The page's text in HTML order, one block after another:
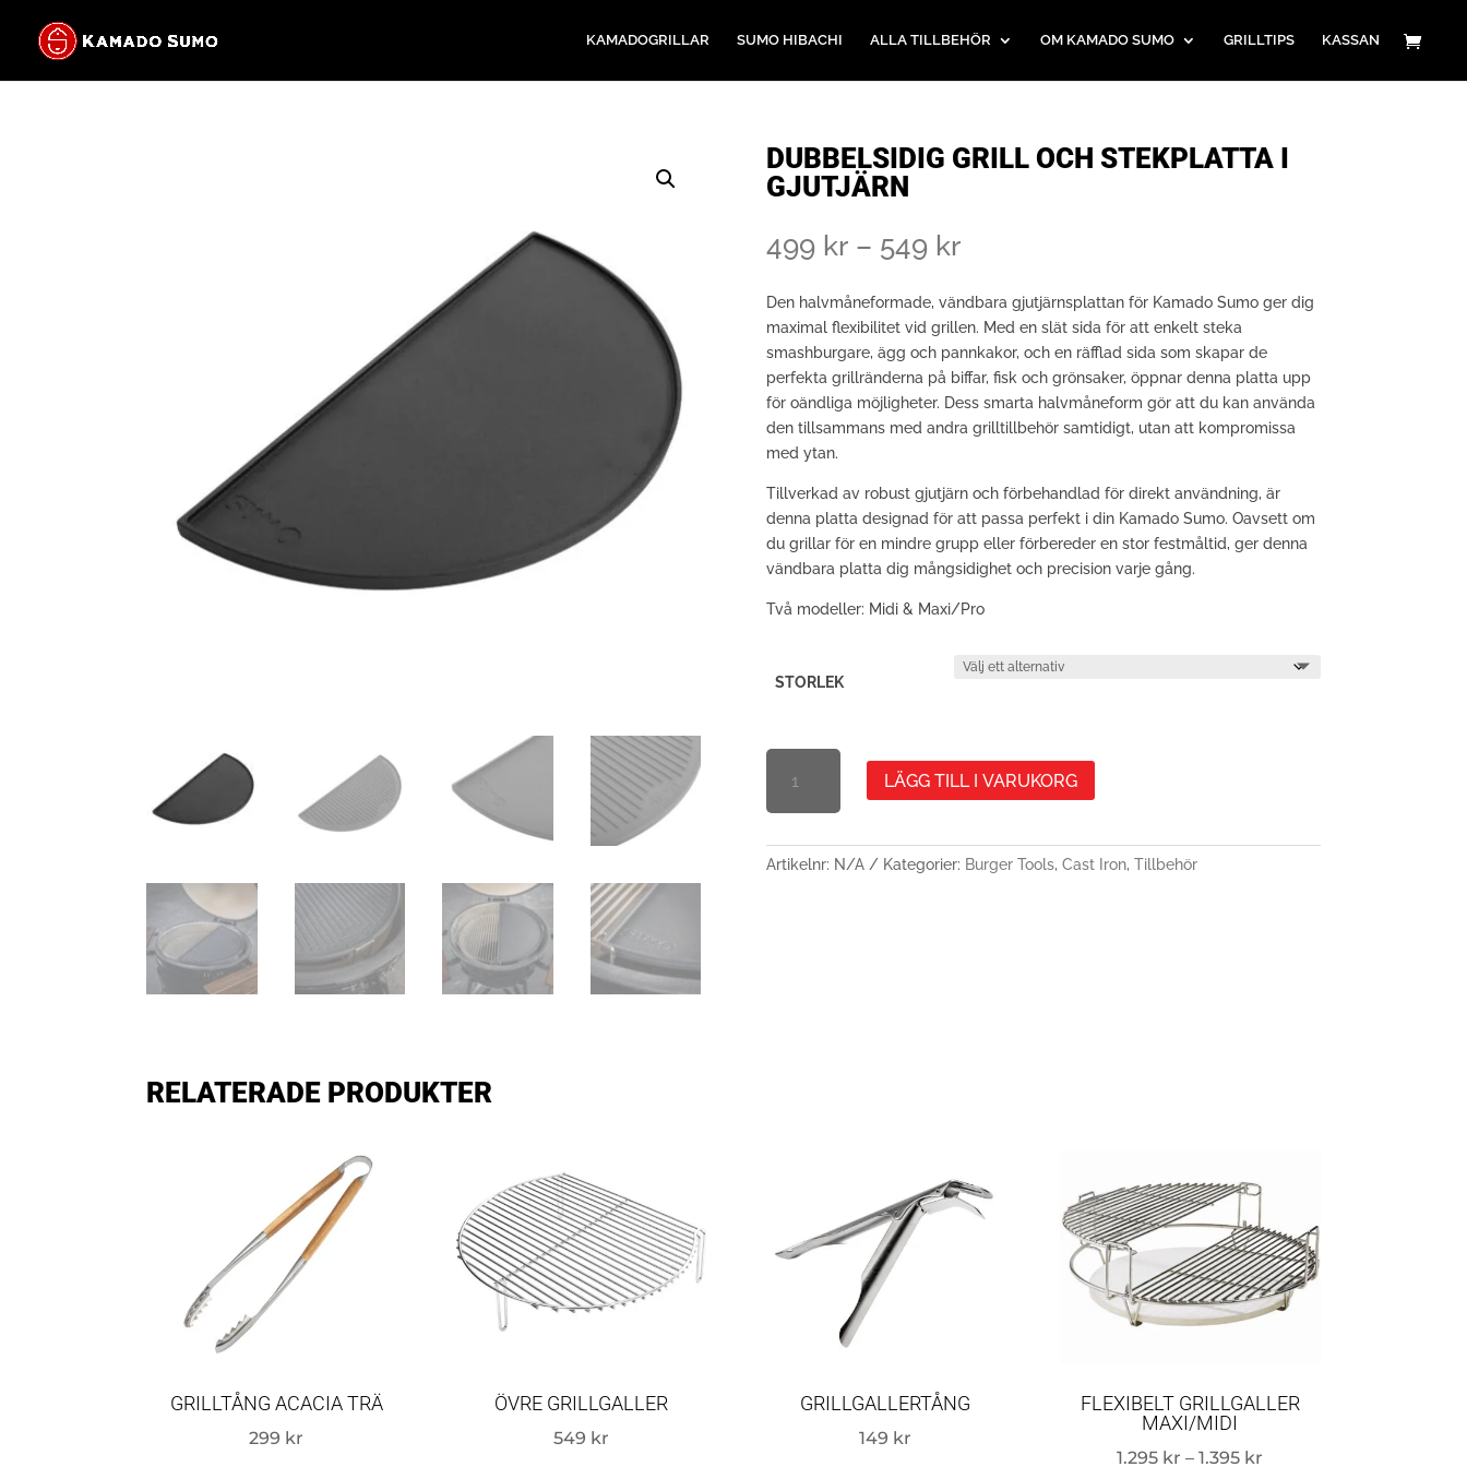
KAMADOGRILLAR SUMO HIBACHI ALLA TILLBEHÖR OM KAMADO SUMO GRILLTIPS KASSAN
DUBBELSIDIG GRILL OCH STEKPLATTA I
GJUTJÄRN
499 kr – 549 krPrisintervall:
till
549 kr
Den halvmåneformade, vändbara gjutjärnsplattan för Kamado Sumo ger dig
maximal flexibilitet vid grillen. Med en slät sida för att enkelt steka
smashburgare, ägg och pannkakor, och en räfflad sida som skapar de
perfekta grillränderna på biffar, fisk och grönsaker, öppnar denna platta upp
för oändliga möjligheter. Dess smarta halvmåneform gör att du kan använda
den tillsammans med andra grilltillbehör samtidigt, utan att kompromissa
med ytan.
Tillverkad av robust gjutjärn och förbehandlad för direkt användning, är
denna platta designad för att passa perfekt i din Kamado Sumo. Oavsett om
du grillar för en mindre grupp eller förbereder en stor festmåltid, ger denna
vändbara platta dig mångsidighet och precision varje gång.
Två modeller: Midi & Maxi/Pro
STORLEK
GRILL
OCH
I
LÄGG TILL I VARUKORG
Artikelnr: N/A Kategorier: Burger Tools, Cast Iron, Tillbehör
RELATERADE PRODUKTER
GRILLTÅNG ACACIA TRÄ
299 kr
ÖVRE GRILLGALLER
549 kr
GRILLGALLERTÅNG
149 kr
FLEXIBELT GRILLGALLER
MAXI/MIDI
1.295 kr – 1.395 kr